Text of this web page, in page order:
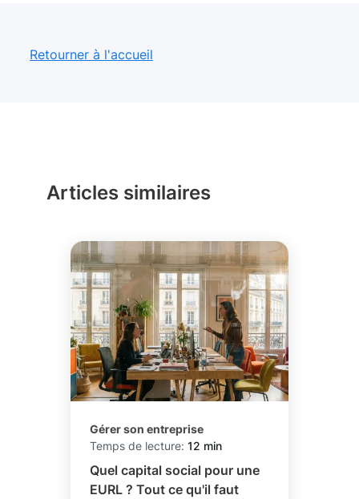
Retourner à l'accueil
Articles similaires
Gérer son entreprise
Temps de lecture: 12 min
Quel capital social pour une
EURL ? Tout ce qu'il faut